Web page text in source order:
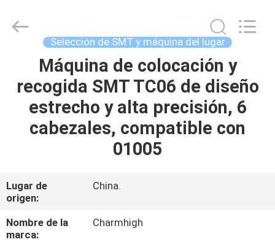
HOGAR
PRODUCTOS
SOBRE
NOSOTROS
CHARMHIGH
TECHNOLOGY
Selección de SMT y máquina del lugar
Máquina de colocación y
recogida SMT TC06 de diseño
estrecho y alta precisión, 6
cabezales, compatible con
01005
Lugar de
origen:
China.
Nombre de la
marca:
Charmhigh